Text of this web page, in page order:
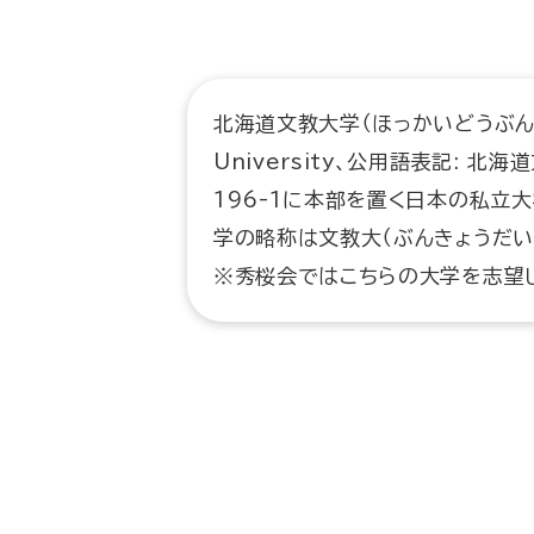
北海道文教大学（ほっかいどう
University、公用語表記: 北海道
196-1に本部を置く日本の私立
学の略称は文教大（ぶんきょうだい
※秀桜会ではこちらの大学を志望